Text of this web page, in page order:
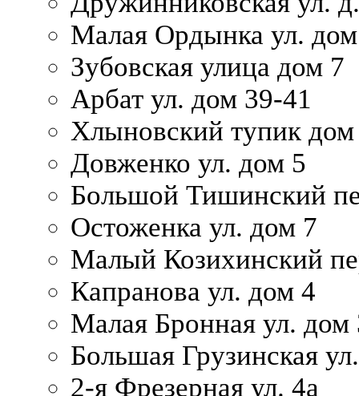
Малая Ордынка ул.
Зубовская улица дом 7
Арбат ул. дом 39-41
Хлыновский тупик
Довженко ул. дом 5
Большой Тишинский
Остоженка ул. дом 7
Малый Козихинский
Капранова ул. дом 4
Малая Бронная ул. дом
Большая Грузинская
2-я Фрезерная ул. 4а